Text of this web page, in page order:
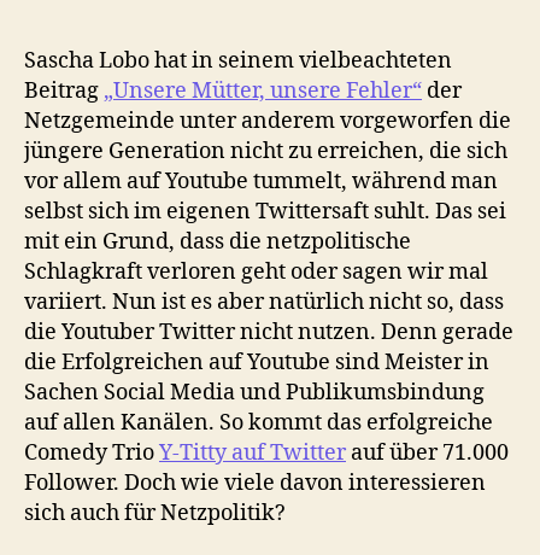
Sascha Lobo hat in seinem vielbeachteten
Beitrag „Unsere Mütter, unsere Fehler“ der
Netzgemeinde unter anderem vorgeworfen die
jüngere Generation nicht zu erreichen, die sich
vor allem auf Youtube tummelt, während man
selbst sich im eigenen Twittersaft suhlt. Das sei
mit ein Grund, dass die netzpolitische
Schlagkraft verloren geht oder sagen wir mal
variiert. Nun ist es aber natürlich nicht so, dass
die Youtuber Twitter nicht nutzen. Denn gerade
die Erfolgreichen auf Youtube sind Meister in
Sachen Social Media und Publikumsbindung
auf allen Kanälen. So kommt das erfolgreiche
Comedy TrioY-Titty auf Twitter auf über 71.000
Follower. Doch wie viele davon interessieren
sich auch für Netzpolitik?